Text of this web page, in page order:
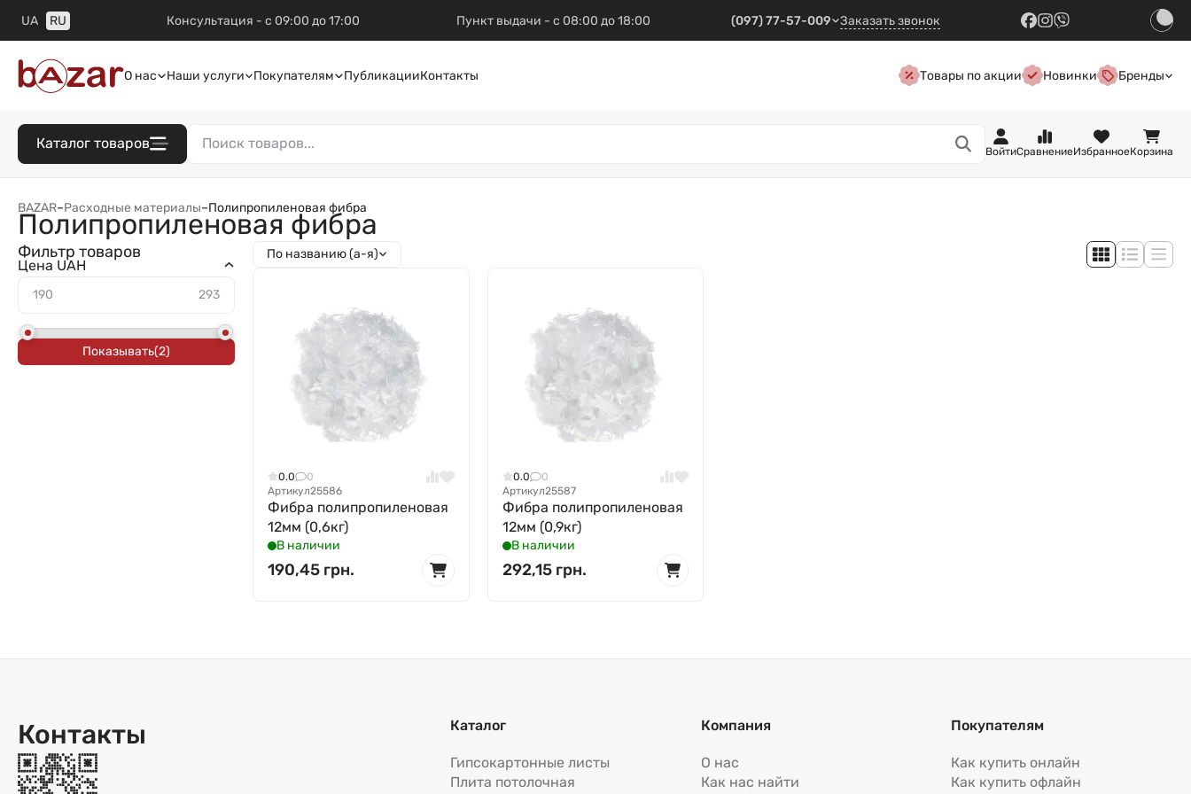
UA RU Консультация - с 09:00 до 17:00 Пункт выдачи - с 08:00 до 18:00 (097) 77-57-009 Заказать звонок
О нас Наши услуги Покупателям ПубликацииКонтакты Товары по акции Новинки Бренды
Каталог товаров
ВойтиСравнениеИзбранноеКорзина
BAZAR–Расходные материалы–Полипропиленовая фибра
Полипропиленовая фибра
По названию (а-я)
0.0
0
Артикул25586
Фибра полипропиленовая
12мм (0,6кг)
В наличии
190,45 грн.
0.0
0
Артикул25587
Фибра полипропиленовая
12мм (0,9кг)
В наличии
292,15 грн.
Фильтр товаров
Цена UAH
Показывать(2)
Контакты Каталог
Гипсокартонные листы
Плита потолочная
Компания
О нас
Как нас найти
Покупателям
Как купить онлайн
Как купить офлайн